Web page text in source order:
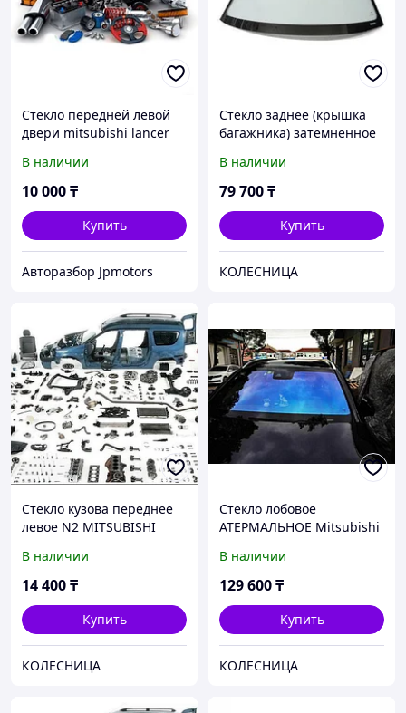
Стекло передней левой
двери mitsubishi lancer
В наличии
10 000₸
Купить
Авторазбор Jpmotors
Стекло заднее (крышка
багажника) затемненное
MITSUBISHI DELICA VAN
94-07
В наличии
79 700₸
Купить
КОЛЕСНИЦА
Стекло кузова переднее
левое N2 MITSUBISHI
LH2
В наличии
14 400₸
Купить
КОЛЕСНИЦА
Стекло лобовое
АТЕРМАЛЬНОЕ Mitsubishi
В наличии
129 600₸
Купить
КОЛЕСНИЦА